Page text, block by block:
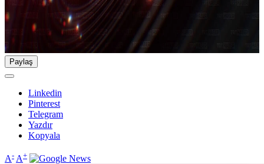
Paylaş
Linkedin
Pinterest
Telegram
Yazdır
Kopyala
A- A+